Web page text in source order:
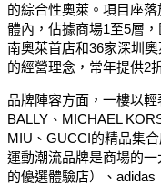
的綜合性奧萊。項目座
體內，佔據商場1至5層
南奧萊首店和36家深圳
的經營理念，常年提供2
品牌陣容方面，一樓以
BALLY、MICHAEL
MIU、GUCCI的精品集
運動潮流品牌是商場的
的優選體驗店）、adidas